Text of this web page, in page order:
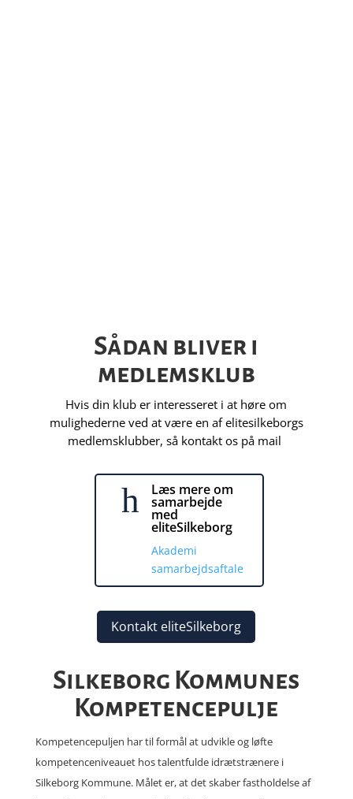
Sådan bliver i
medlemsklub
Hvis din klub er interesseret i at høre om
mulighederne ved at være en af elitesilkeborgs
medlemsklubber, så kontakt os på mail
h Læs mere om
samarbejde
med
eliteSilkeborg
Akademi
samarbejdsaftale
Kontakt eliteSilkeborg
Silkeborg Kommunes
Kompetencepulje
Kompetencepuljen har til formål at udvikle og løfte
kompetenceniveauet hos talentfulde idrætstrænere i
Silkeborg Kommune. Målet er, at det skaber fastholdelse af